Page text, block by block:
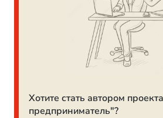
Хотите стать автором
предприниматель"?